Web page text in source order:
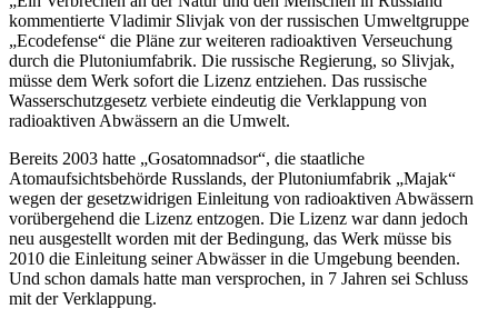
kommentierte Vladimir Slivjak von der russischen Umweltgruppe
„Ecodefense“ die Pläne zur weiteren radioaktiven Verseuchung
durch die Plutoniumfabrik. Die russische Regierung, so Slivjak,
müsse dem Werk sofort die Lizenz entziehen. Das russische
Wasserschutzgesetz verbiete eindeutig die Verklappung von
radioaktiven Abwässern an die Umwelt.
Bereits 2003 hatte „Gosatomnadsor“, die staatliche
Atomaufsichtsbehörde Russlands, der Plutoniumfabrik „Majak“
wegen der gesetzwidrigen Einleitung von radioaktiven Abwässern
vorübergehend die Lizenz entzogen. Die Lizenz war dann jedoch
neu ausgestellt worden mit der Bedingung, das Werk müsse bis
2010 die Einleitung seiner Abwässer in die Umgebung beenden.
Und schon damals hatte man versprochen, in 7 Jahren sei Schluss
mit der Verklappung.